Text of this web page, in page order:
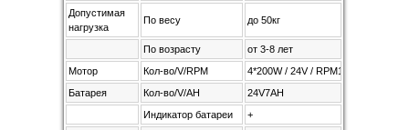
Допустимая
нагрузка
По весу до 50кг
По возрасту
от 3-8 лет
Мотор
Кол-во/V/RPM
4*200W / 24V / RPM12000
Батарея
Кол-во/V/AH
24V7AH
Индикатор батареи
+